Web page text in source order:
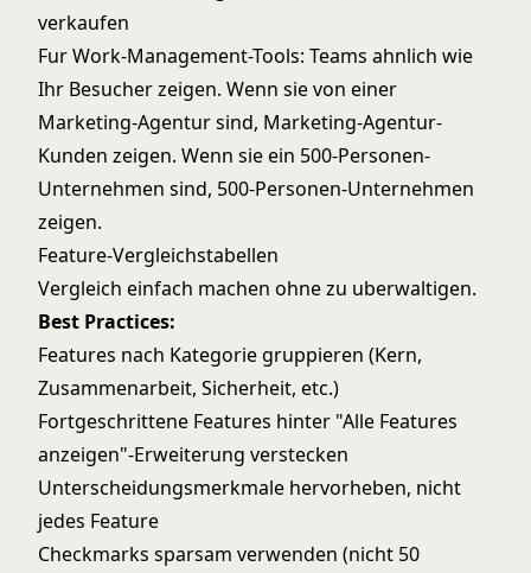
verkaufen
Fur Work-Management-Tools: Teams ahnlich wie
Ihr Besucher zeigen. Wenn sie von einer
Marketing-Agentur sind, Marketing-Agentur-
Kunden zeigen. Wenn sie ein 500-Personen-
Unternehmen sind, 500-Personen-Unternehmen
zeigen.
Feature-Vergleichstabellen
Vergleich einfach machen ohne zu uberwaltigen.
Best Practices:
Features nach Kategorie gruppieren (Kern,
Zusammenarbeit, Sicherheit, etc.)
Fortgeschrittene Features hinter "Alle Features
anzeigen"-Erweiterung verstecken
Unterscheidungsmerkmale hervorheben, nicht
jedes Feature
Checkmarks sparsam verwenden (nicht 50